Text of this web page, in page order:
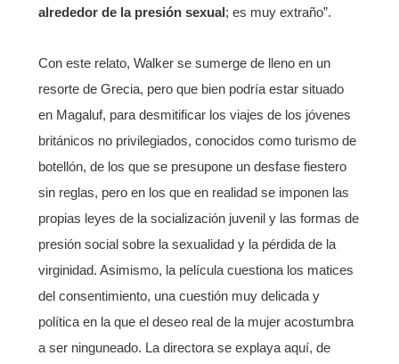
alrededor de la presión sexual; es muy extraño”.
Con este relato, Walker se sumerge de lleno en un
resorte de Grecia, pero que bien podría estar situado
en Magaluf, para desmitificar los viajes de los jóvenes
británicos no privilegiados, conocidos como turismo de
botellón, de los que se presupone un desfase fiestero
sin reglas, pero en los que en realidad se imponen las
propias leyes de la socialización juvenil y las formas de
presión social sobre la sexualidad y la pérdida de la
virginidad. Asimismo, la película cuestiona los matices
del consentimiento, una cuestión muy delicada y
política en la que el deseo real de la mujer acostumbra
a ser ninguneado. La directora se explaya aquí, de